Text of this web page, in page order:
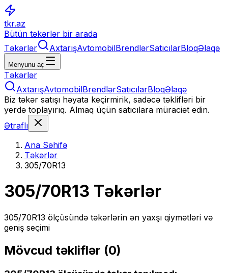
tkr.az
Bütün təkərlər bir arada
Təkərlər
AxtarışAvtomobilBrendlərSatıcılarBloqƏlaqə
Menyunu aç
Təkərlər
AxtarışAvtomobilBrendlərSatıcılarBloqƏlaqə
Biz təkər satışı həyata keçirmirik, sadəcə təklifləri bir
yerdə toplayırıq. Almaq üçün satıcılara müraciət edin.
Ətraflı
Ana Səhifə
Təkərlər
305/70R13
305/70R13 Təkərlər
305/70R13 ölçüsündə təkərlərin ən yaxşı qiymətləri və
geniş seçimi
Mövcud təkliflər (0)